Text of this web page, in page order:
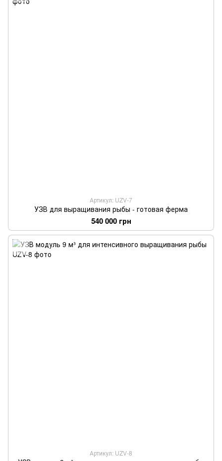
Артикул: UZV-7
УЗВ для выращивания рыбы - готовая ферма
540 000 грн
Артикул: UZV-8